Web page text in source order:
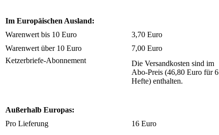
Im Europäischen Ausland:
Warenwert bis 10 Euro
3,70 Euro
Warenwert über 10 Euro
7,00 Euro
Ketzerbriefe-Abonnement
Die Versandkosten sind im
Abo-Preis (46,80 Euro für 6
Hefte) enthalten.
Außerhalb Europas:
Pro Lieferung
16 Euro